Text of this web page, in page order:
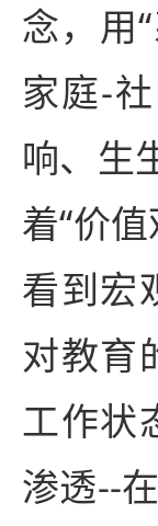
念，用
家庭-
响、生
着“价
看到宏
对教育
工作状
渗透--